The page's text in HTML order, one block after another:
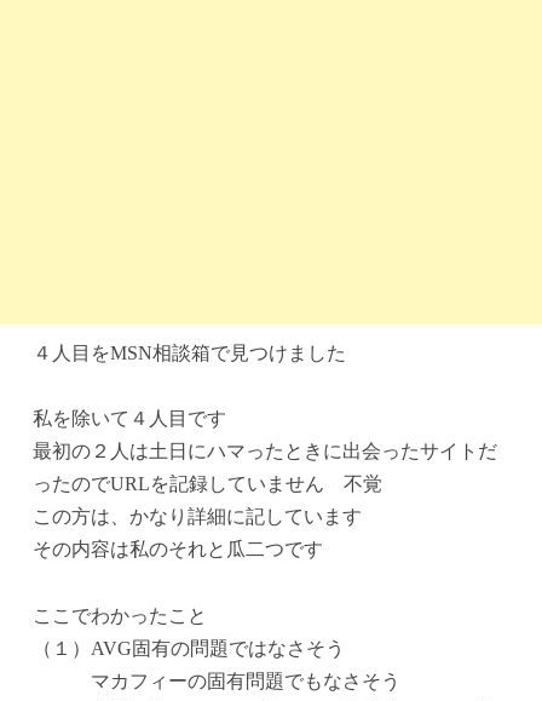
４人目をMSN相談箱で見つけました
私を除いて４人目です
最初の２人は土日にハマったときに出会ったサイトだ
ったのでURLを記録していません 不覚
この方は、かなり詳細に記しています
その内容は私のそれと瓜二つです
ここでわかったこと
（１）AVG固有の問題ではなさそう
マカフィーの固有問題でもなさそう